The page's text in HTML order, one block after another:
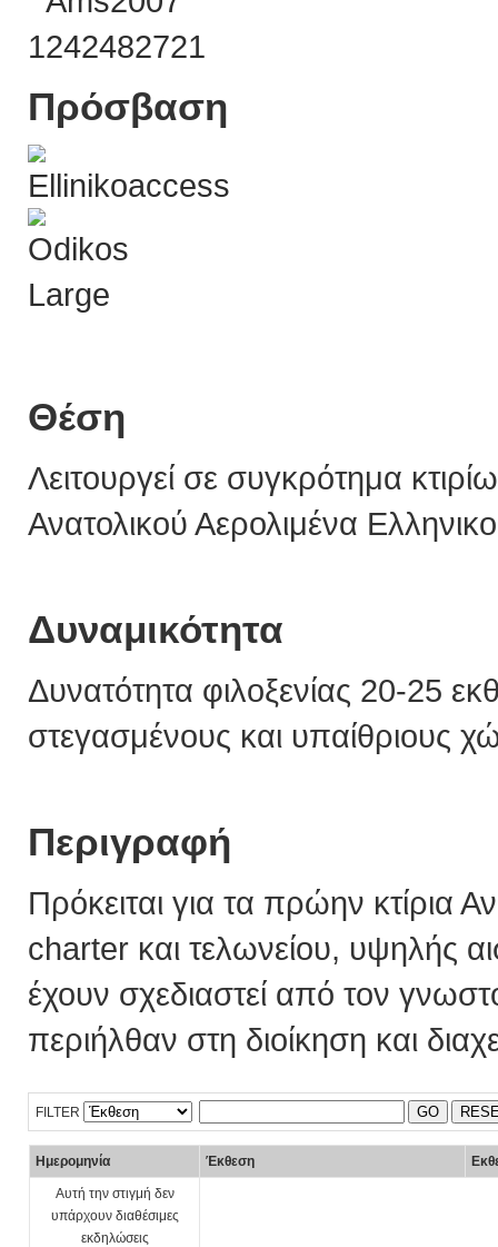
Πρόσβαση
Θέση
Λειτουργεί σε συγκρότημα
Ανατολικού Αερολιμένα
Δυναμικότητα
Δυνατότητα φιλοξενίας 20-25
στεγασμένους και υπαίθριους
Περιγραφή
Πρόκειται για τα πρώην
charter και τελωνείου, υψηλής
έχουν σχεδιαστεί από τον
περιήλθαν στη διοίκηση και
FILTER GO
Ημερομηνία Έκθεση
Αυτή την στιγμή δεν
υπάρχουν διαθέσιμες
εκδηλώσεις